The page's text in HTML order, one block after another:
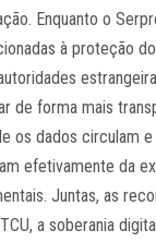
Enquanto o
à proteção
de forma mais
os dados circulam
efetivamente da
Juntas, as
a soberania